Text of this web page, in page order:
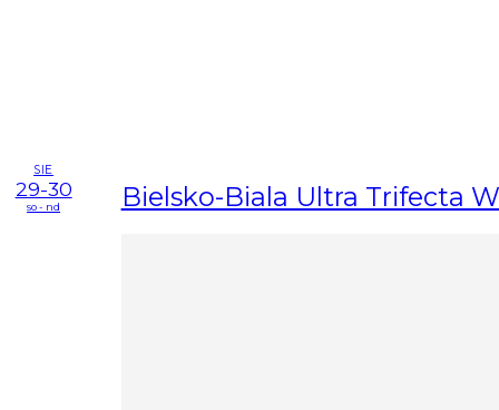
SIE
29-30
so - nd Bielsko-Biala Ultra Trifecta